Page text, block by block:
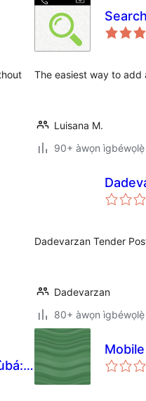
The easiest way to
Luisana M.
90+ àwọn
Dadevarzan Tender
Dadevarzan
80+ àwọn
–